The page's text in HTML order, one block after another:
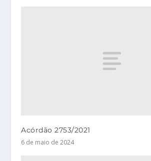
Acórdão 2753/2021
6 de maio de 2024